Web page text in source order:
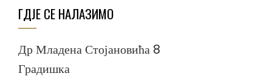
ГДЈЕ СЕ НАЛАЗИМО
Др Младена Стојановића 8
Градишка